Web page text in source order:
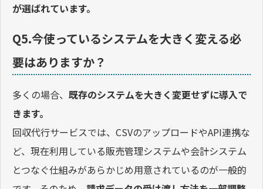
が選ばれています。
Q5.今使っているシステムを大きく変える必
要はありますか？
多くの場合、 既存のシステムを大きく変更せずに導入で
きます。
回収代行サービスでは、CSVのアップロードやAPI連携な
ど、現在利用している販売管理システムや会計システム
とつなぐ仕組みがあらかじめ用意されているのが一般的